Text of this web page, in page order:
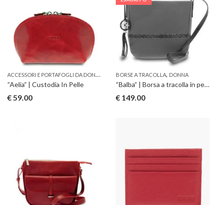
A
CCESSORI E PORTAFOGLI DA DONNA DONNA
“Aelia” | Custodia In Pelle
€59.00
BORSE A TRACOLLA, DONNA
“Balba” | Borsa a tracolla in pelle di mucca
€ 149.00